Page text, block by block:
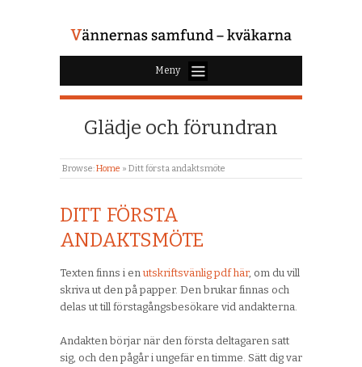
Meny
Glädje och förundran
Browse:Home » Ditt första andaktsmöte
DITT FÖRSTA
ANDAKTSMÖTE
Texten finns i en utskriftsvänlig pdf här, om du vill
skriva ut den på papper. Den brukar finnas och
delas ut till förstagångsbesökare vid andakterna.
Andakten börjar när den första deltagaren satt
sig, och den pågår i ungefär en timme. Sätt dig var